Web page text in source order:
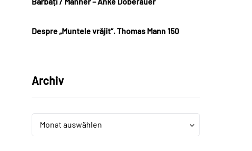
Despre „Muntele vrăjit“. Thomas Mann 150
Archiv
Archiv
Monat auswählen
Archiv